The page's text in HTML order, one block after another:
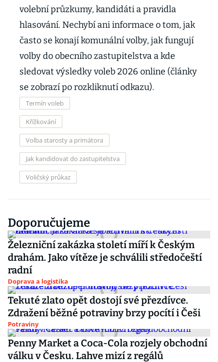
volební průzkumy, kandidáti a pravidla
hlasování. Nechybí ani informace o tom, jak
často se konají komunální volby, jak fungují
volby do obecního zastupitelstva a kde
sledovat výsledky voleb 2026 online (články
se zobrazí po rozkliknutí odkazu).
Termín voleb
Křížkování
Volba starosty a primátora
Jak kandidovat do zastupitelstva
Voličský průkaz
Doporučujeme
Železniční zakázka století míří k Českým
drahám. Jako vítěze je schválili středočeští
radní
Doprava a logistika
Tekuté zlato opět dostojí své přezdívce.
Zdražení běžné potraviny brzy pocítí i Češi
Potraviny
Penny Market a Coca-Cola rozjely obchodní
válku v Česku. Lahve mizí z regálů